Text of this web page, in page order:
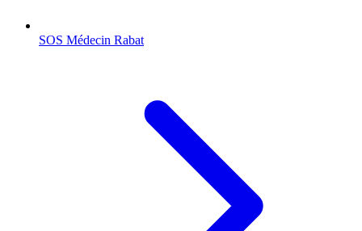
SOS Médecin Rabat